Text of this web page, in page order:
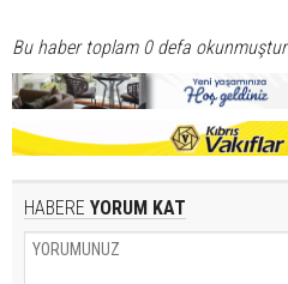
Bu haber toplam 0 defa okunmuştur
HABERE YORUM KAT